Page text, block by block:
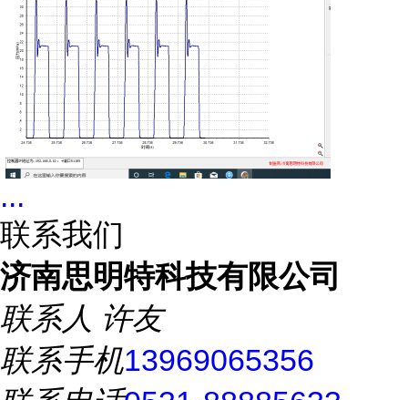
...
联系我们
济南思明特科技有限公司
联系人 许友
联系手机13969065356